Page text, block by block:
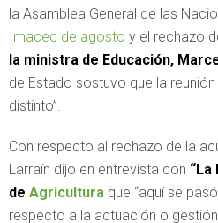
la Asamblea General de las
Imacec de agosto y el rechazo
la ministra de Educación,
de Estado sostuvo que la
distinto”.
Con respecto al rechazo de la
Larraín dijo en entrevista con “La
de Agricultura que “aquí se
respecto a la actuación o